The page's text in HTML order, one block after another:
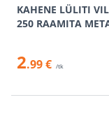
KAHENE LÜLITI
250 RAAMITA
2.99 € /tk